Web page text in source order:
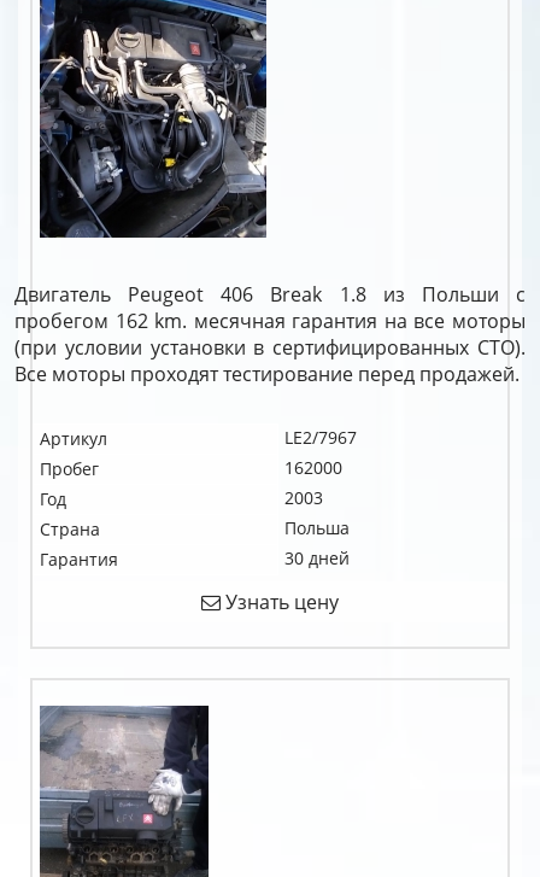
Двигатель Peugeot 406 Break 1.8 из Польши с
пробегом 162 km. месячная гарантия на все моторы
(при условии установки в сертифицированных СТО).
Все моторы проходят тестирование перед продажей.
Артикул
LE2/7967
Пробег
162000
Год
2003
Страна
Польша
Гарантия
30 дней
Узнать цену